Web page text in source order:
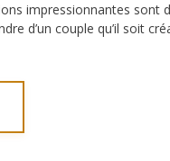
impressionnantes sont
d’un couple qu’il soit